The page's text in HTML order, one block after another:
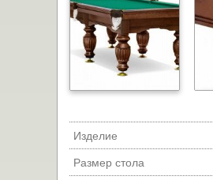
Изделие
Размер стола